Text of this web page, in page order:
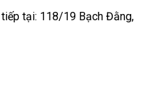
tại: 118/19 Bạch Đằng,